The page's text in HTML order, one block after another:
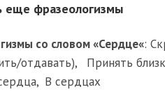
еще фразеологизмы
со словом «Сердце«:
отдавать), Принять
, В сердцах